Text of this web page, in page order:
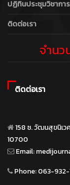
ปฏิทินประชุมวิชาการ
ติดต่อเรา
จำนว
ติดต่อเรา
158 ซ. วัฒนสุขนิเว
10700
Email:
Phone:063-932-